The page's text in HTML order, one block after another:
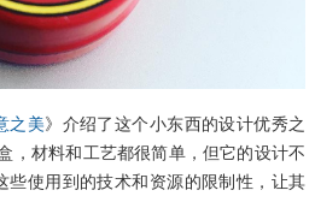
之美》介绍了这个小东西的设计优秀之
，材料和工艺都很简单，但它的设计不
些使用到的技术和资源的限制性，让其